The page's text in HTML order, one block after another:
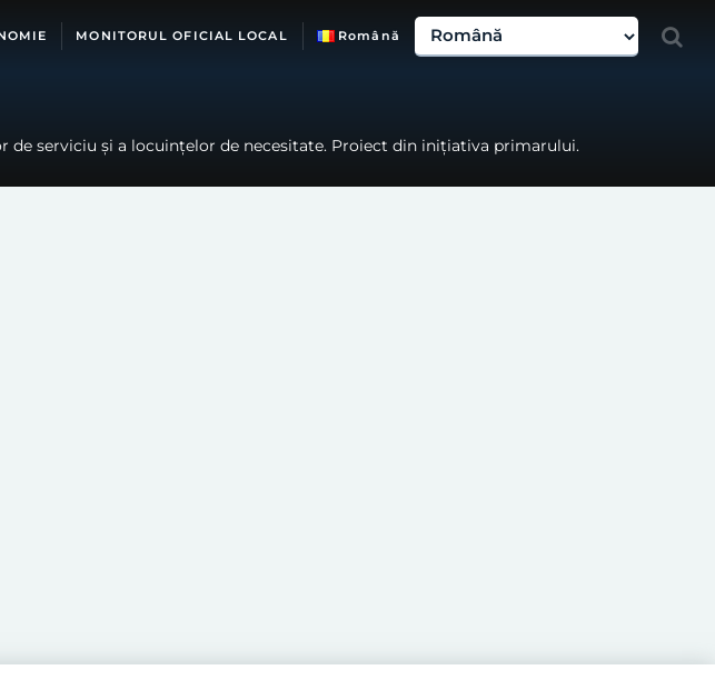
MONITORUL OFICIAL LOCAL Română
serviciu și a locuințelor de necesitate. Proiect din inițiativa primarului.